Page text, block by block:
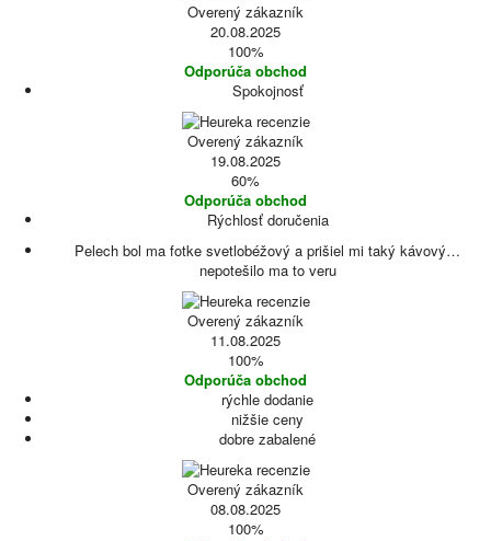
Overený zákazník
20.08.2025
100%
Odporúča obchod
Spokojnosť
Overený zákazník
19.08.2025
60%
Odporúča obchod
Rýchlosť doručenia
Pelech bol ma fotke svetlobéžový a prišiel mi taký kávový…
nepotešilo ma to veru
Overený zákazník
11.08.2025
100%
Odporúča obchod
rýchle dodanie
nižšie ceny
dobre zabalené
Overený zákazník
08.08.2025
100%